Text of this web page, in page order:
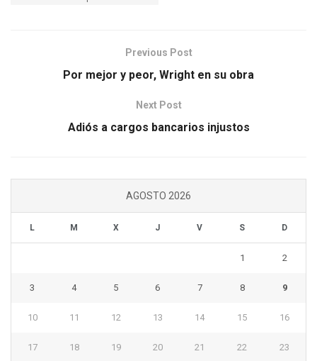
Previous Post
Por mejor y peor, Wright en su obra
Next Post
Adiós a cargos bancarios injustos
AGOSTO 2026
L M X J V S D
1 2
3 4 5 6 7 8 9
10 11 12 13 14 15 16
17 18 19 20 21 22 23